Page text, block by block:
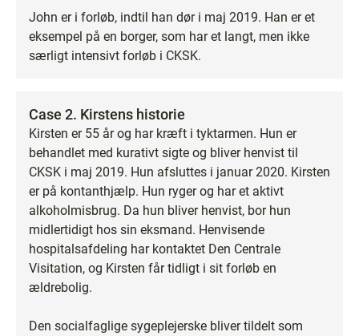
John er i forløb, indtil han dør i maj 2019. Han er et
eksempel på en borger, som har et langt, men ikke
særligt intensivt forløb i CKSK.
Case 2. Kirstens historie
Kirsten er 55 år og har kræft i tyktarmen. Hun er
behandlet med kurativt sigte og bliver henvist til
CKSK i maj 2019. Hun afsluttes i januar 2020. Kirsten
er på kontanthjælp. Hun ryger og har et aktivt
alkoholmisbrug. Da hun bliver henvist, bor hun
midlertidigt hos sin eksmand. Henvisende
hospitalsafdeling har kontaktet Den Centrale
Visitation, og Kirsten får tidligt i sit forløb en
ældrebolig.
Den socialfaglige sygeplejerske bliver tildelt som